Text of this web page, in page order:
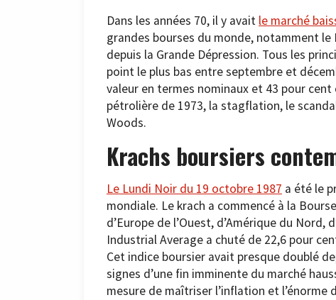
Dans les années 70, il y avait le marché
grandes bourses du monde, notamment le
depuis la Grande Dépression. Tous les
point le plus bas entre septembre et
valeur en termes nominaux et 43 pour
pétrolière de 1973, la stagflation, le
Woods.
Krachs boursiers
Le Lundi Noir du 19 octobre 1987 a été le
mondiale. Le krach a commencé à la
d’Europe de l’Ouest, d’Amérique du
Industrial Average a chuté de 22,6 pour
Cet indice boursier avait presque doublé
signes d’une fin imminente du marché
mesure de maîtriser l’inflation et l’énorme